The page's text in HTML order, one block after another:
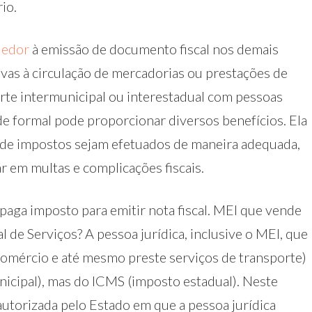
à emissão de documento fiscal nos demais
à circulação de mercadorias ou prestações de
intermunicipal ou interestadual com pessoas
formal pode proporcionar diversos benefícios. Ela
impostos sejam efetuados de maneira adequada,
multas e complicações fiscais.
imposto para emitir nota fiscal. MEI que vende
de Serviços? A pessoa jurídica, inclusive o MEI, que
e até mesmo preste serviços de transporte)
mas do ICMS (imposto estadual). Neste
pelo Estado em que a pessoa jurídica